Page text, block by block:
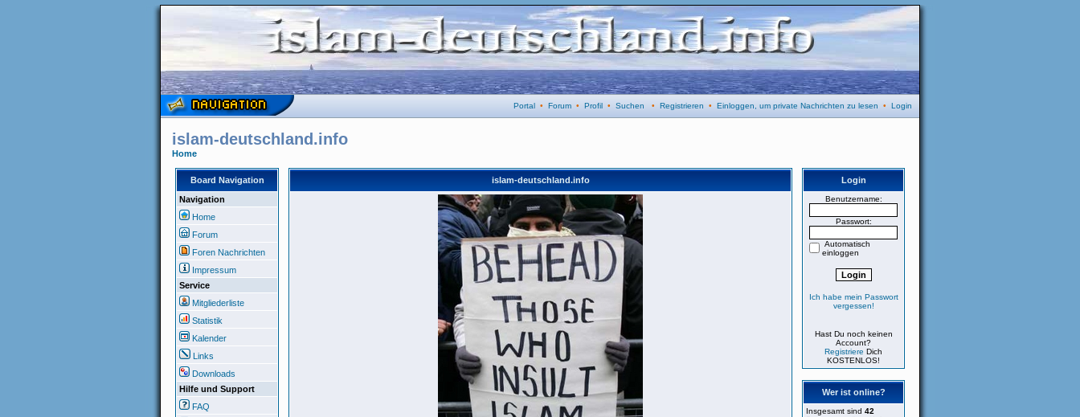
Portal • Forum • Profil • Suchen • Registrieren • Einloggen, um private Nachrichten zu lesen • Login
islam-deutschland.info
Home
Board Navigation
Navigation
Home
Forum
Foren Nachrichten
Impressum
Service
Mitgliederliste
Statistik
Kalender
Links
Downloads
Hilfe und Support
FAQ
islam-deutschland.info Login
Benutzername:
Passwort:
Automatisch
einloggen
Ich habe mein Passwort
vergessen!
Hast Du noch keinen
Account?
Registriere Dich
KOSTENLOS!
Wer ist online?
Insgesamt sind 42